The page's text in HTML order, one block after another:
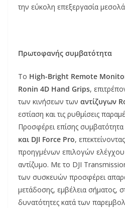
την εύκολη επεξεργασία
Πρωτοφανής συμβατότητα
Το High-Bright Remote
Ronin 4D Hand Grips,
των κινήσεων των αντίζυγων
εστίαση και τις ρυθμίσεις
Προσφέρει επίσης συμβατότητα
και DJI Force Pro,
προηγμένων επιλογών ελέγχου
αντίζυμο. Με το DJI
των συσκευών προσφέρει
μετάδοσης, εμβέλεια σήματος,
δυνατότητες κατά των